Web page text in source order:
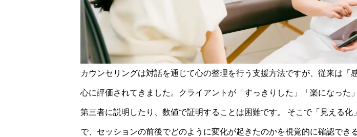
カウンセリングは対話を通じて心の整理を行う支援方法ですが、従来は「
心に評価されてきました。クライアントが「すっきりした」「楽になった
第三者に説明したり、数値で証明することは困難です。 そこで「見える化
で、セッションの前後でどのように変化が起きたのかを視覚的に確認でき